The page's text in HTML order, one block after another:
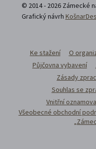
© 2014 - 2026 Zámecké
Grafický návrh
Ke stažení O
Půjčovna vybavení
Zásady
Souhlas se
Vnitřní
Všeobecné obchodní